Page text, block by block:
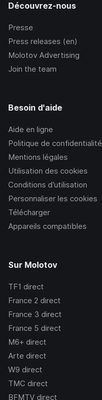
Découvrez-nous
Presse
Press releases (en)
Molotov Advertising
Join the team
Besoin d'aide
Aide en ligne
Politique de confidentialité
Mentions légales
Utilisation des cookies
Conditions d’utilisation
Personnaliser les cookies
Télécharger
Appareils compatibles
Sur Molotov
TF1 direct
France 2 direct
France 3 direct
France 5 direct
M6+ direct
Arte direct
W9 direct
TMC direct
BFMTV direct